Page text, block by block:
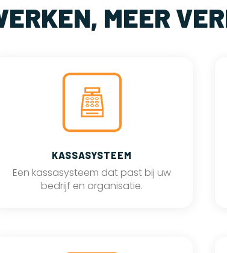
MEER
KASSASYSTEEM
Een kassasysteem dat past bij uw
bedrijf en organisatie.